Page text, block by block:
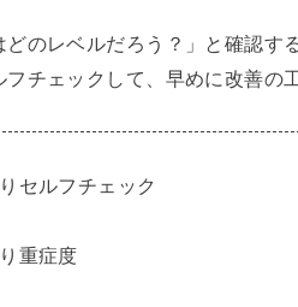
どのレベルだろう？」と確認
フチェックして、早めに改善の
セルフチェック
重症度